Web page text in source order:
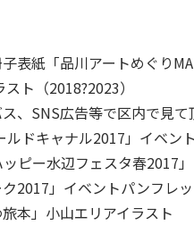
表紙「品川アートめぐり
ト（2018?2023）
、SNS広告等で区内で見て
ルドキャナル2017」イベン
ッピー水辺フェスタ春2017
2017」イベントパンフレ
本」小山エリアイラスト